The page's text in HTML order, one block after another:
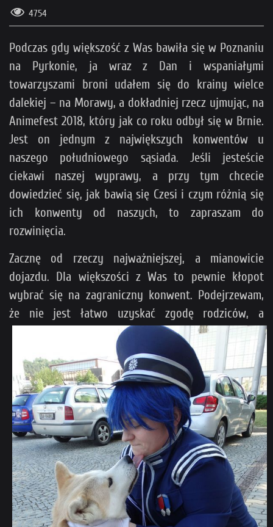
4754
Podczas gdy większość z Was bawiła się w Poznaniu
na Pyrkonie, ja wraz z Dan i wspaniałymi
towarzyszami broni udałem się do krainy wielce
dalekiej – na Morawy, a dokładniej rzecz ujmując, na
Animefest 2018, który jak co roku odbył się w Brnie.
Jest on jednym z największych konwentów u
naszego południowego sąsiada. Jeśli jesteście
ciekawi naszej wyprawy, a przy tym chcecie
dowiedzieć się, jak bawią się Czesi i czym różnią się
ich konwenty od naszych, to zapraszam do
rozwinięcia.
Zacznę od rzeczy najważniejszej, a mianowicie
dojazdu. Dla większości z Was to pewnie kłopot
wybrać się na zagraniczny konwent. Podejrzewam,
że nie jest łatwo uzyskać zgodę rodziców, a